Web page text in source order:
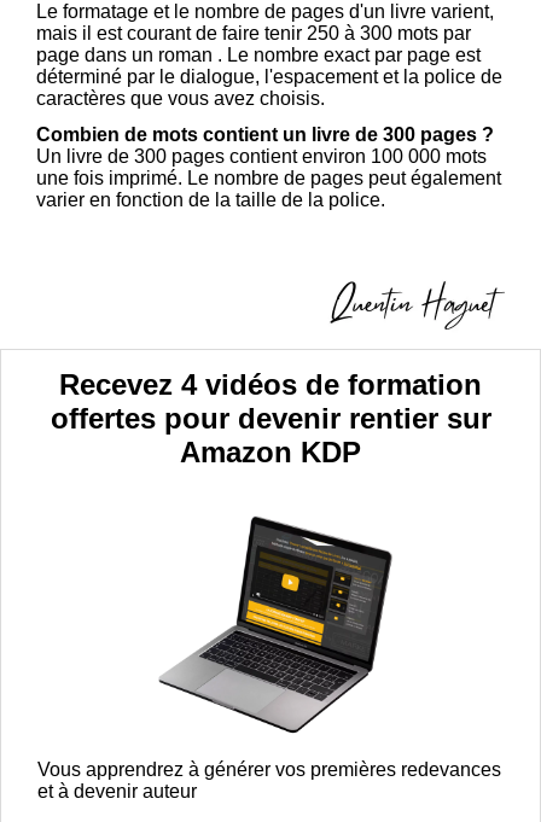
Le formatage et le nombre de pages d'un livre varient,
mais il est courant de faire tenir 250 à 300 mots par
page dans un roman . Le nombre exact par page est
déterminé par le dialogue, l'espacement et la police de
caractères que vous avez choisis.
Combien de mots contient un livre de 300 pages ?
Un livre de 300 pages contient environ 100 000 mots
une fois imprimé. Le nombre de pages peut également
varier en fonction de la taille de la police.
Recevez 4 vidéos de formation
offertes pour devenir rentier sur
Amazon KDP
Vous apprendrez à générer vos premières redevances
et à devenir auteur